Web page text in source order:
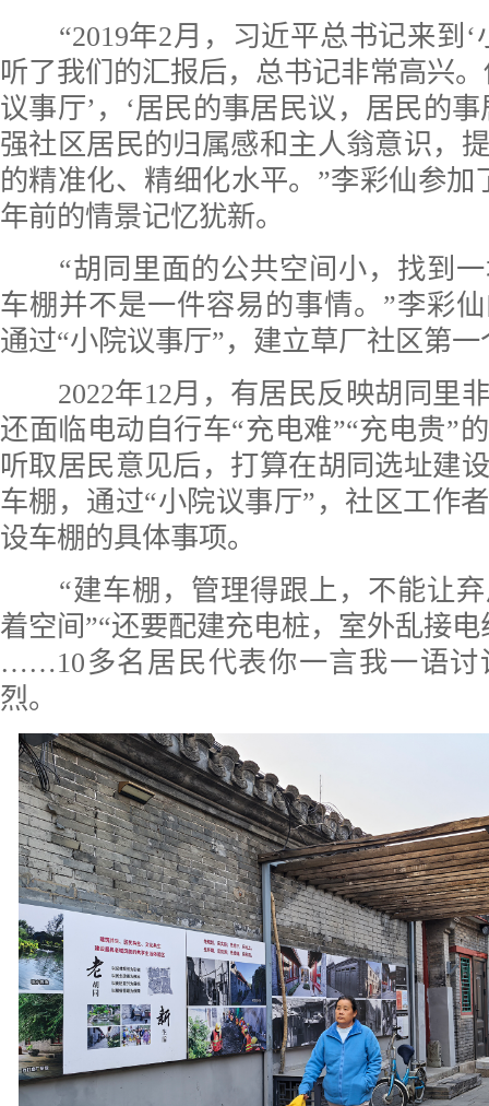
“2019年2月，习近平总书记来到‘
听了我们的汇报后，总书记非常高兴
议事厅’，‘居民的事居民议，居民的
强社区居民的归属感和主人翁意识，
的精准化、精细化水平。”李彩仙参加
年前的情景记忆犹新。
“胡同里面的公共空间小，找到一
车棚并不是一件容易的事情。”李彩
通过“小院议事厅”，建立草厂社区第
2022年12月，有居民反映胡同里
还面临电动自行车“充电难”“充电贵”
听取居民意见后，打算在胡同选址建
车棚，通过“小院议事厅”，社区工作
设车棚的具体事项。
“建车棚，管理得跟上，不能让弃
着空间”“还要配建充电桩，室外乱接
……10多名居民代表你一言我一语讨
烈。